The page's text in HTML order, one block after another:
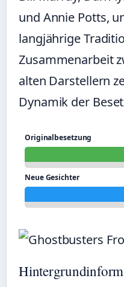
und Annie Potts,
langjährige
Zusammenarbeit
alten Darstellern
Dynamik der
Originalbesetzung
Neue Gesichter